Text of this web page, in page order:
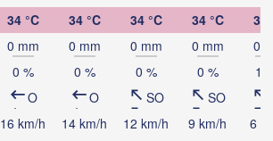
34 °C
0 mm
0 %
O
16 km/h
34 °C
0 mm
0 %
O
14 km/h
34 °C
0 mm
0 %
SO
12 km/h
34 °C
0 mm
0 %
SO
9 km/h
32
0
10
6
Port-au-Prince
Kingston
Jérémie